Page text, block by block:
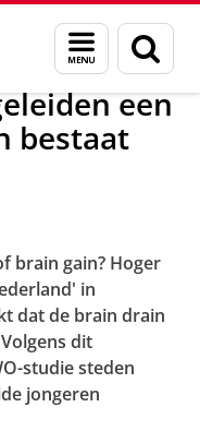
Menu
en
zoeken
een
bestaat
brain gain? Hoger
in
dat de brain drain
dit
studie steden
jongeren